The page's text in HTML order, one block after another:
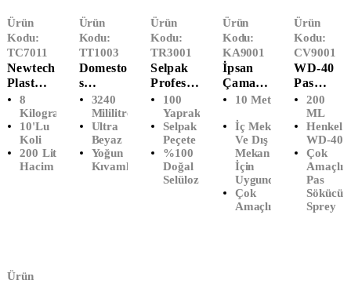
Ürün
Kodu:
TC7011
Newtech
Plast
Ağır
Sanayi
Çöp
Poşeti
Battal
Boy
8
Kilogram
10'Lu
Koli
200 Litre
Hacim
Ürün
Kodu:
TT1003
Domesto
S
Çamaşır
Suyu
Ultra
Beyaz
(3240
ML)
3240
Mililitre
Ultra
Beyaz
Yoğun
Kıvamlı
Ürün
Kodu:
TR3001
Selpak
Professi
Onal
Essential
Peçete
100
Yaprak
Selpak
Peçete
%100
Doğal
Selüloz
Ürün
Kodu:
KA9001
İpsan
Çamaşır
İpi (10
10 Metre
İç Mekan
Ve Dış
Mekan
İçin
Uygundur
Çok
Amaçlı İp
Ürün
Kodu:
CV9001
WD-40
Pas
Sökücü
Sprey
(200
ML)
200
ML
Henkel
WD-40
Çok
Amaçlı
Pas
Sökücü
Sprey
Ürün